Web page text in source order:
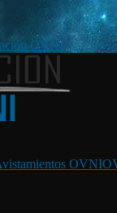
OVNI
OVNI